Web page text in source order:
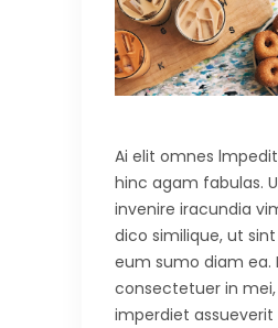
Ai elit omnes
hinc agam fabulas.
invenire iracundia
dico similique, ut
eum sumo diam ea.
consectetuer in mei,
imperdiet assueverit